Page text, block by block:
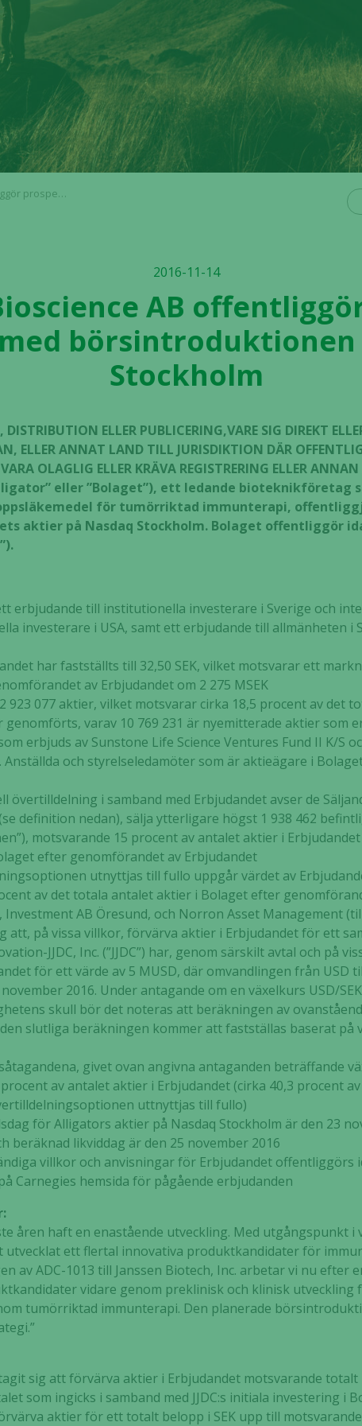
på Nasdaq Stockholm
2016-11-14
AB
börsintroduktionen
Stockholm
DISTRIBUTION ELLER PUBLICERING,VARE SIG DIREKT
ELLER ANNAT LAND TILL JURISDIKTION DÄR
OLAGLIG ELLER KRÄVA REGISTRERING ELLER
eller ”Bolaget”), ett ledande bioteknikföretag
för tumörriktad immunterapi,
aktier på Nasdaq Stockholm. Bolaget offentliggör
erbjudande till institutionella investerare i Sverige och
investerare i USA, samt ett erbjudande till allmänheten i
har fastställts till 32,50 SEK, vilket motsvarar ett
av Erbjudandet om 2 275 MSEK
923 077 aktier, vilket motsvarar cirka 18,5 procent av det
varav 10 769 231 är nyemitterade aktier som
erbjuds av Sunstone Life Science Ventures Fund II K/S
Anställda och styrelseledamöter som är aktieägare i
övertilldelning i samband med Erbjudandet avser de
definition nedan), sälja ytterligare högst 1 938 462
motsvarande 15 procent av antalet aktier i
efter genomförandet av Erbjudandet
utnyttjas till fullo uppgår värdet av
av det totala antalet aktier i Bolaget efter
AB Öresund, och Norron Asset Management
att, på vissa villkor, förvärva aktier i Erbjudandet för ett
JJDC, Inc. (”JJDC”) har, genom särskilt avtal och på
för ett värde av 5 MUSD, där omvandlingen från USD
2016. Under antagande om en växelkurs USD/
skull bör det noteras att beräkningen av
slutliga beräkningen kommer att fastställas baserat på
givet ovan angivna antaganden beträffande
av antalet aktier i Erbjudandet (cirka 40,3 procent
uttnyttjas till fullo)
för Alligators aktier på Nasdaq Stockholm är den 23
beräknad likviddag är den 25 november 2016
villkor och anvisningar för Erbjudandet offentliggörs
Carnegies hemsida för pågående erbjudanden
åren haft en enastående utveckling. Med utgångspunkt
ett flertal innovativa produktkandidater för
av ADC-1013 till Janssen Biotech, Inc. arbetar vi nu efter
vidare genom preklinisk och klinisk utveckling
tumörriktad immunterapi. Den planerade
sig att förvärva aktier i Erbjudandet motsvarande totalt
som ingicks i samband med JJDC:s initiala investering i
aktier för ett totalt belopp i SEK upp till